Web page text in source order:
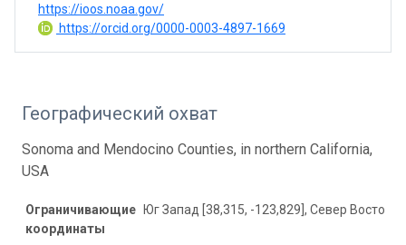
https://ioos.noaa.gov/
https://orcid.org/0000-0003-4897-1669
Географический охват
Sonoma and Mendocino Counties, in northern California,
USA
Ограничивающие
координаты
Юг Запад [38,315, -123,829], Север Восток